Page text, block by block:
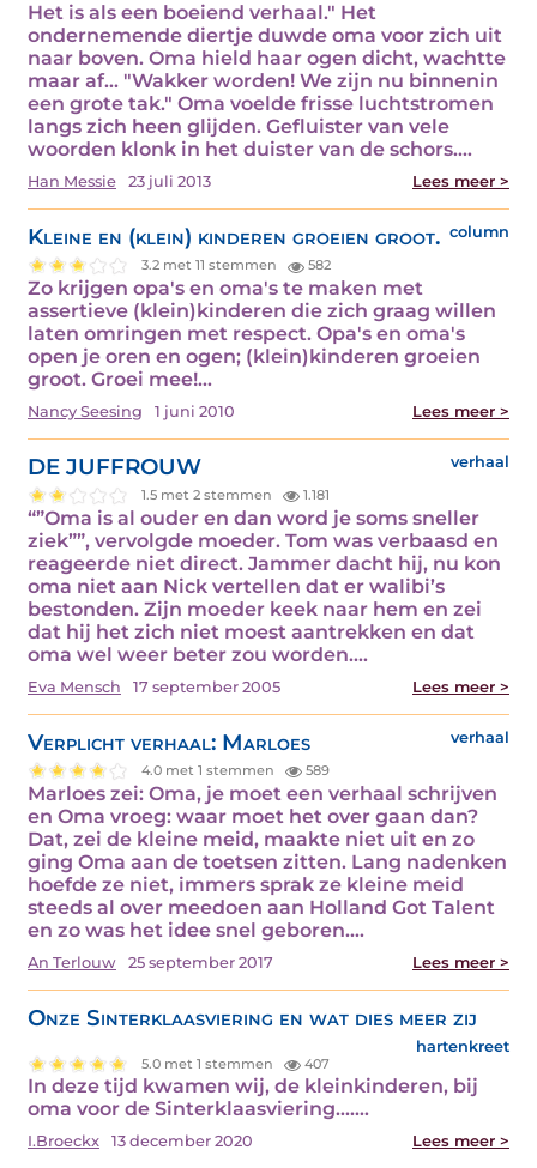
Het is als een boeiend verhaal." Het
ondernemende diertje duwde oma voor zich uit
naar boven. Oma hield haar ogen dicht, wachtte
maar af... "Wakker worden! We zijn nu binnenin
een grote tak." Oma voelde frisse luchtstromen
langs zich heen glijden. Gefluister van vele
woorden klonk in het duister van de schors.…
Han Messie 23 juli 2013 Lees meer >
Kleine en (klein) kinderen groeien groot. column
3.2 met 11 stemmen 582
Zo krijgen opa's en oma's te maken met
assertieve (klein)kinderen die zich graag willen
laten omringen met respect. Opa's en oma's
open je oren en ogen; (klein)kinderen groeien
groot. Groei mee!…
Nancy Seesing 1 juni 2010 Lees meer >
DE JUFFROUW verhaal
1.5 met 2 stemmen 1.181
“”Oma is al ouder en dan word je soms sneller
ziek””, vervolgde moeder. Tom was verbaasd en
reageerde niet direct. Jammer dacht hij, nu kon
oma niet aan Nick vertellen dat er walibi’s
bestonden. Zijn moeder keek naar hem en zei
dat hij het zich niet moest aantrekken en dat
oma wel weer beter zou worden.…
Eva Mensch 17 september 2005 Lees meer >
Verplicht verhaal: Marloes verhaal
4.0 met 1 stemmen 589
Marloes zei: Oma, je moet een verhaal schrijven
en Oma vroeg: waar moet het over gaan dan?
Dat, zei de kleine meid, maakte niet uit en zo
ging Oma aan de toetsen zitten. Lang nadenken
hoefde ze niet, immers sprak ze kleine meid
steeds al over meedoen aan Holland Got Talent
en zo was het idee snel geboren.…
An Terlouw 25 september 2017 Lees meer >
Onze Sinterklaasviering en wat dies meer zij
hartenkreet
5.0 met 1 stemmen 407
In deze tijd kwamen wij, de kleinkinderen, bij
oma voor de Sinterklaasviering....…
I.Broeckx 13 december 2020 Lees meer >